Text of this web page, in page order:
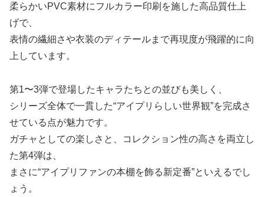
柔らかいPVC素材にフルカラー印刷を施した高品質仕上
げで、
表情の繊細さや衣装のディテールまで再現度が飛躍的に向
上しています。
第1〜3弾で登場したキャラたちとの並びも美しく、
シリーズ全体で一貫した“アイプリらしい世界観”を完成さ
せている点が魅力です。
ガチャとしての楽しさと、コレクション性の高さを両立し
た第4弾は、
まさに“アイプリファンの本棚を飾る新定番”といえるでし
ょう。